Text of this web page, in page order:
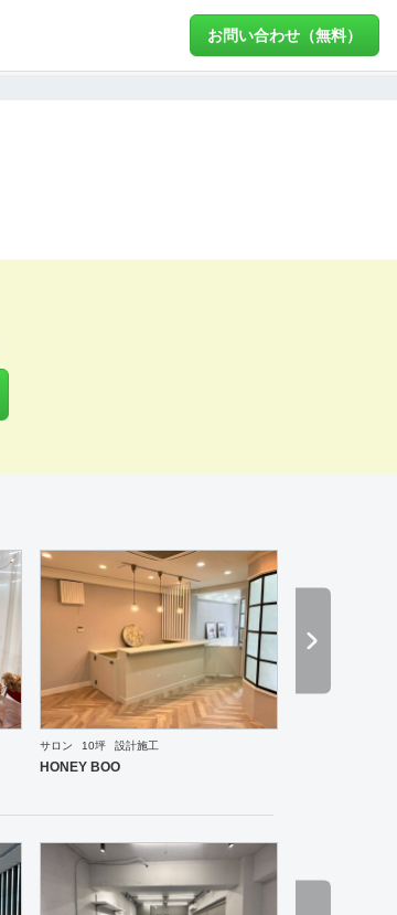
お問い合わせ（無料）
和食・寿司 焼肉・中華料理・韓国料理
サロン 10坪 設計施工
HONEY BOO